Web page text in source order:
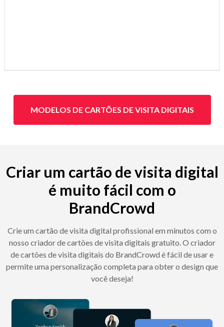
MODELOS DE CARTÕES DE VISITA DIGITAIS
Criar um cartão de visita digital
é muito fácil com o
BrandCrowd
Crie um cartão de visita digital profissional em minutos com o
nosso criador de cartões de visita digitais gratuito. O criador
de cartões de visita digitais do BrandCrowd é fácil de usar e
permite uma personalização completa para obter o design que
você deseja!